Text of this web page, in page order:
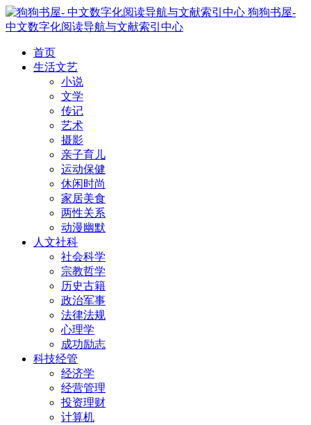
狗狗书屋-
中文数字化阅读导航与文献索引中心
首页
生活文艺
小说
文学
传记
艺术
摄影
亲子育儿
运动保健
休闲时尚
家居美食
两性关系
动漫幽默
人文社科
社会科学
宗教哲学
历史古籍
政治军事
法律法规
心理学
成功励志
科技经管
经济学
经营管理
投资理财
计算机